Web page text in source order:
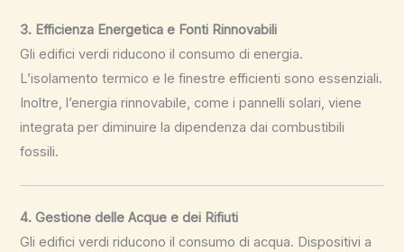
3. Efficienza Energetica e Fonti Rinnovabili
Gli edifici verdi riducono il consumo di energia.
L’isolamento termico e le finestre efficienti sono essenziali.
Inoltre, l’energia rinnovabile, come i pannelli solari, viene
integrata per diminuire la dipendenza dai combustibili
fossili.
4. Gestione delle Acque e dei Rifiuti
Gli edifici verdi riducono il consumo di acqua. Dispositivi a